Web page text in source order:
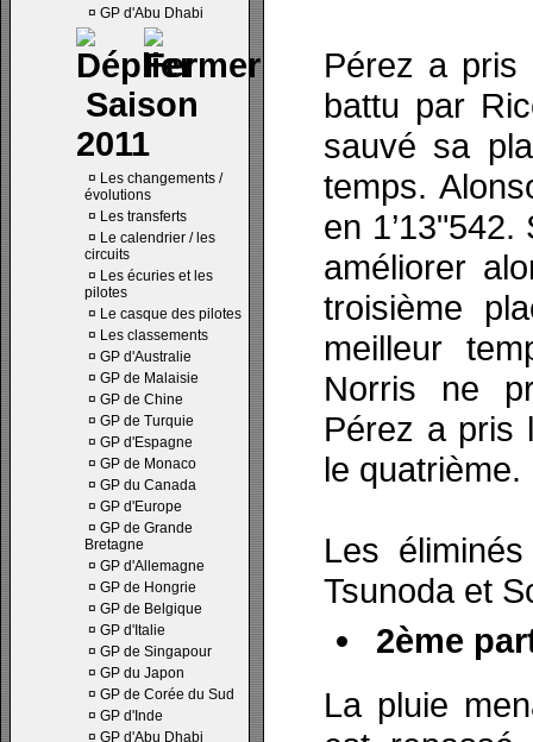
¤ GP d'Abu Dhabi
Saison
2011
¤ Les changements /
évolutions
¤ Les transferts
¤ Le calendrier / les
circuits
¤ Les écuries et les
pilotes
¤ Le casque des pilotes
¤ Les classements
¤ GP d'Australie
¤ GP de Malaisie
¤ GP de Chine
¤ GP de Turquie
¤ GP d'Espagne
¤ GP de Monaco
¤ GP du Canada
¤ GP d'Europe
¤ GP de Grande
Bretagne
¤ GP d'Allemagne
¤ GP de Hongrie
¤ GP de Belgique
¤ GP d'Italie
¤ GP de Singapour
¤ GP du Japon
¤ GP de Corée du Sud
¤ GP d'Inde
¤ GP d'Abu Dhabi
Pérez a pris
battu par
sauvé sa
temps.
en
améliorer
troisième
meilleur
Norris ne
Pérez a pris
le quatrième.
Les
Tsunoda et
2ème
La pluie